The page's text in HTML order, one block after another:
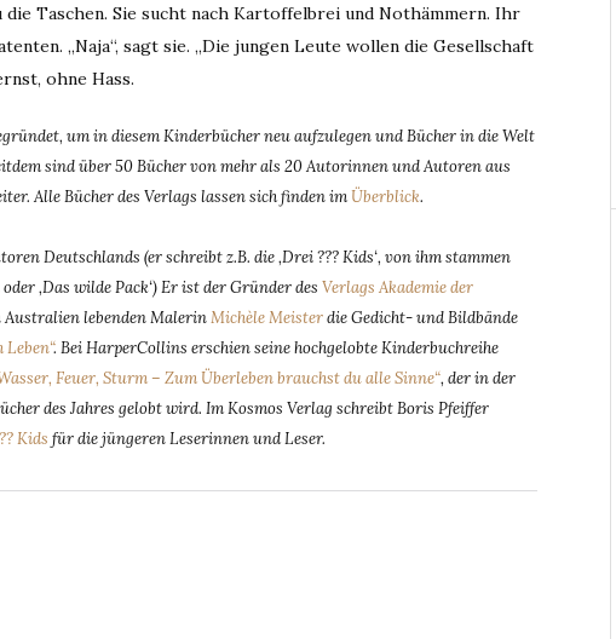
den
Kartoffelbrei
auch
den
Nothammer
Taschen. Sie sucht nach Kartoffelbrei und Nothämmern. Ihr
„Naja“, sagt sie. „Die jungen Leute wollen die Gesellschaft
ohne Hass.
um in diesem Kinderbücher neu aufzulegen und Bücher in die Welt
sind über 50 Bücher von mehr als 20 Autorinnen und Autoren aus
Alle Bücher des Verlags lassen sich finden imÜberblick.
Deutschlands (er schreibt z.B. die ‚Drei ??? Kids‘, von ihm stammen
oder ‚Das wilde Pack‘) Er ist der Gründer des Verlags Akademie der
lebenden MalerinMichèle Meisterdie Gedicht- und Bildbände
. Bei HarperCollins erschien seine hochgelobte Kinderbuchreihe
Feuer, Sturm – Zum Überleben brauchst du alle Sinne“, der in der
des Jahres gelobt wird. Im Kosmos Verlag schreibt Boris Pfeiffer
Kids für die jüngeren Leserinnen und Leser.